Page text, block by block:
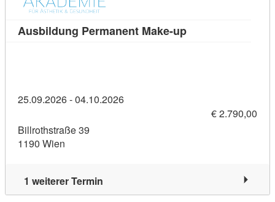
Ausbildung Permanent Make-upKursdetail:
25.09.2026 - 04.10.2026
€ 2.790,00
Billrothstraße 39
1190 Wien
1 weiterer Termin